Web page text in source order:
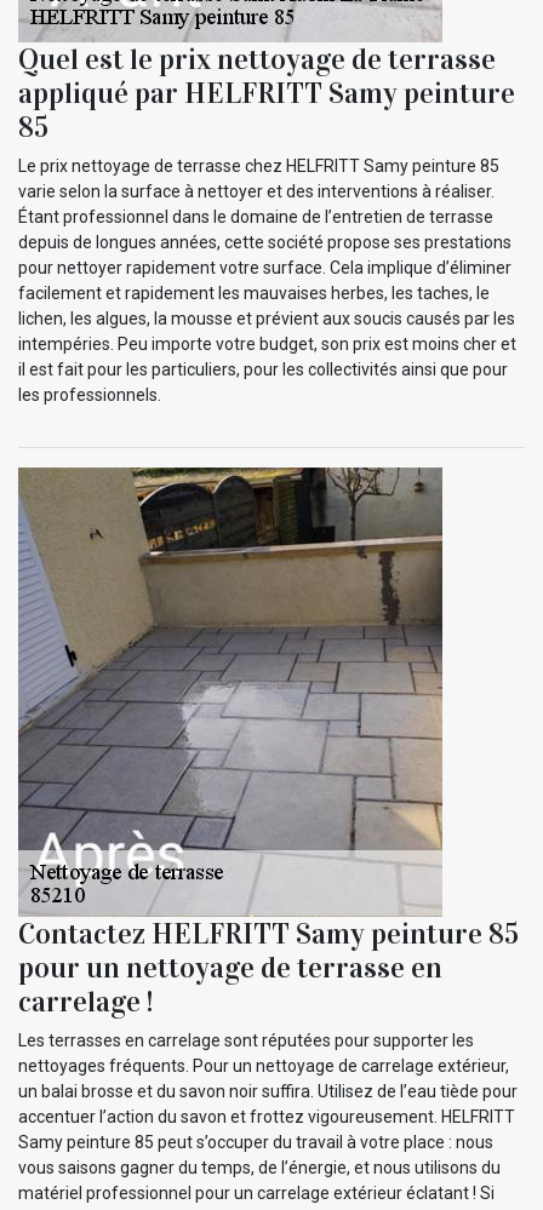
Quel est le prix nettoyage de terrasse
appliqué par HELFRITT Samy peinture
85
Le prix nettoyage de terrasse chez HELFRITT Samy peinture 85
varie selon la surface à nettoyer et des interventions à réaliser.
Étant professionnel dans le domaine de l’entretien de terrasse
depuis de longues années, cette société propose ses prestations
pour nettoyer rapidement votre surface. Cela implique d’éliminer
facilement et rapidement les mauvaises herbes, les taches, le
lichen, les algues, la mousse et prévient aux soucis causés par les
intempéries. Peu importe votre budget, son prix est moins cher et
il est fait pour les particuliers, pour les collectivités ainsi que pour
les professionnels.
Contactez HELFRITT Samy peinture 85
pour un nettoyage de terrasse en
carrelage !
Les terrasses en carrelage sont réputées pour supporter les
nettoyages fréquents. Pour un nettoyage de carrelage extérieur,
un balai brosse et du savon noir suffira. Utilisez de l’eau tiède pour
accentuer l’action du savon et frottez vigoureusement. HELFRITT
Samy peinture 85 peut s’occuper du travail à votre place : nous
vous saisons gagner du temps, de l’énergie, et nous utilisons du
matériel professionnel pour un carrelage extérieur éclatant ! Si